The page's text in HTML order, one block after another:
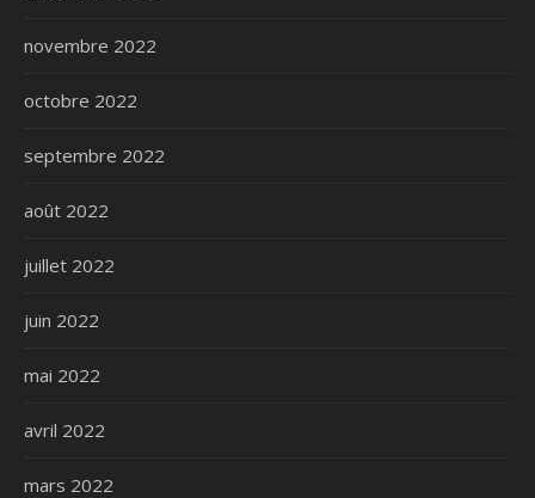
novembre 2022
octobre 2022
septembre 2022
août 2022
juillet 2022
juin 2022
mai 2022
avril 2022
mars 2022